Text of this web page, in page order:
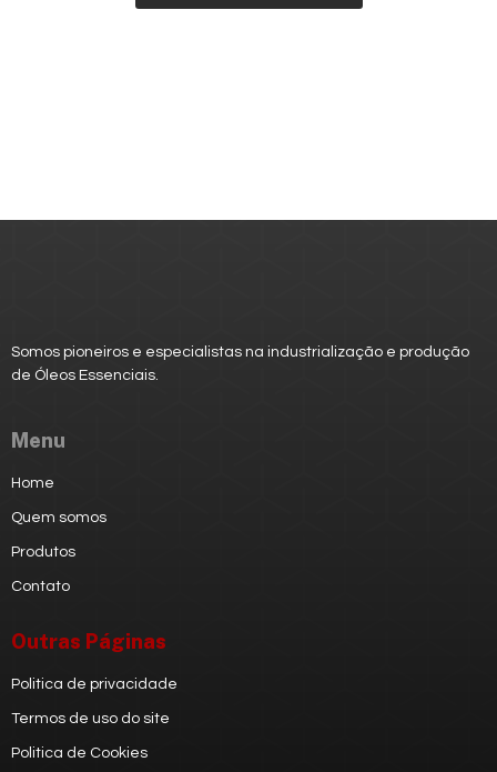
Somos pioneiros e especialistas na industrialização e produção
de Óleos Essenciais.
Menu
Home
Quem somos
Produtos
Contato
Outras Páginas
Politica de privacidade
Termos de uso do site
Politica de Cookies